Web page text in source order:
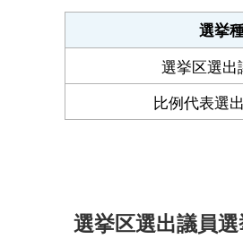
選挙
選挙区選出
比例代表選
選挙区選出議員選